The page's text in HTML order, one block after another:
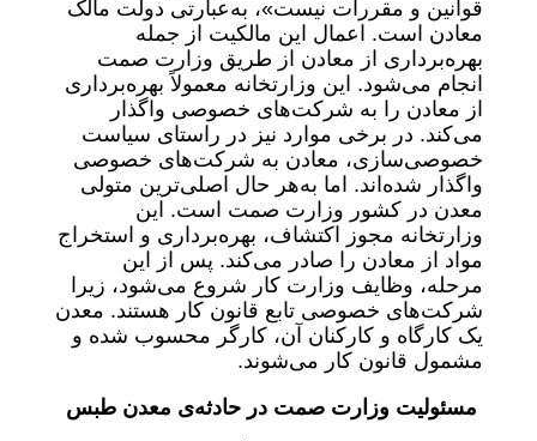
قوانین و مقررات نیست»، به‌عبارتی دولت مالک
معادن است. اعمال این مالکیت از جمله
بهره‌برداری از معادن از طریق وزارت صمت
انجام می‌شود. این وزارتخانه معمولاً بهره‌برداری
از معادن را به شرکت‌های خصوصی واگذار
می‌کند. در برخی موارد نیز در راستای سیاست
خصوصی‌سازی، معادن به شرکت‌های خصوصی
واگذار شده‌اند. اما به‌هر حال اصلی‌ترین متولی
معدن در کشور وزارت صمت است. این
وزارتخانه مجوز اکتشاف، بهره‌برداری و استخراج
مواد از معادن را صادر می‌کند. پس از این
مرحله، وظایف وزارت کار شروع می‌شود، زیرا
شرکت‌های خصوصی تابع قانون کار هستند. معدن
یک کارگاه و کارکنان آن، کارگر محسوب شده و
مشمول قانون کار می‌شوند.
مسئولیت وزارت صمت در حادثه‌ی معدن طبس